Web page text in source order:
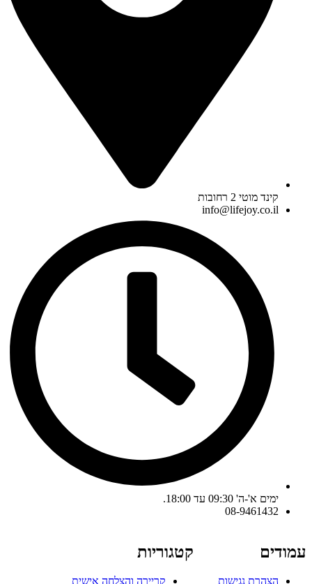
קינד מוטי 2 רחובות
info@lifejoy.co.il
ימים א'-ה' 09:30 עד 18:00.
08-9461432
עמודים
הצהרת נגישות
קטגוריות
קריירה והצלחה אישית